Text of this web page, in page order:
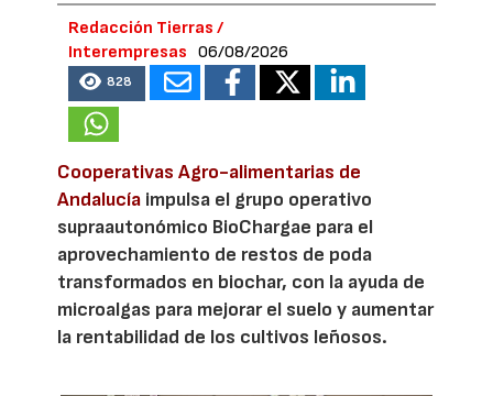
Redacción Tierras /
Interempresas
06/08/2026
828
Cooperativas Agro-alimentarias de
Andalucía impulsa el grupo operativo
supraautonómico BioChargae para el
aprovechamiento de restos de poda
transformados en biochar, con la ayuda de
microalgas para mejorar el suelo y aumentar
la rentabilidad de los cultivos leñosos.